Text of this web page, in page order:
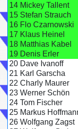
14 Mickey Tallent
15 Stefan Strauch
16 Flo Czarnowski
17 Klaus Heinel
18 Matthias Kabel
19 Denis Erler
20 Dave Ivanoff
21 Karl Garscha
22 Charly Maurer
23 Werner Schön
24 Tom Fischer
25 Markus
26 Wolfgang Zagst